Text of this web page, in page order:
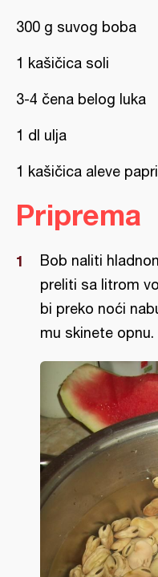
300 g suvog boba
1 kašičica soli
3-4 čena belog luka
1 dl ulja
1 kašičica aleve
Priprema
Bob naliti
preliti sa litrom
bi preko noći
mu skinete opnu.